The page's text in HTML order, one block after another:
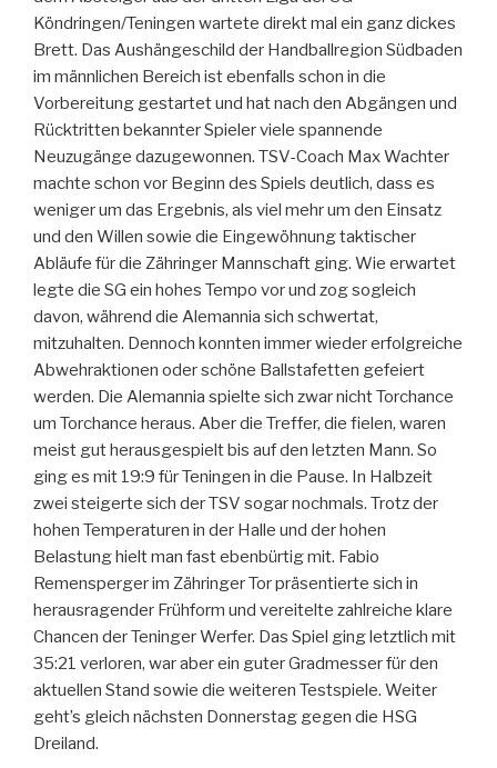
Köndringen/Teningen wartete direkt mal ein ganz dickes
Brett. Das Aushängeschild der Handballregion Südbaden
im männlichen Bereich ist ebenfalls schon in die
Vorbereitung gestartet und hat nach den Abgängen und
Rücktritten bekannter Spieler viele spannende
Neuzugänge dazugewonnen. TSV-Coach Max Wachter
machte schon vor Beginn des Spiels deutlich, dass es
weniger um das Ergebnis, als viel mehr um den Einsatz
und den Willen sowie die Eingewöhnung taktischer
Abläufe für die Zähringer Mannschaft ging. Wie erwartet
legte die SG ein hohes Tempo vor und zog sogleich
davon, während die Alemannia sich schwertat,
mitzuhalten. Dennoch konnten immer wieder erfolgreiche
Abwehraktionen oder schöne Ballstafetten gefeiert
werden. Die Alemannia spielte sich zwar nicht Torchance
um Torchance heraus. Aber die Treffer, die fielen, waren
meist gut herausgespielt bis auf den letzten Mann. So
ging es mit 19:9 für Teningen in die Pause. In Halbzeit
zwei steigerte sich der TSV sogar nochmals. Trotz der
hohen Temperaturen in der Halle und der hohen
Belastung hielt man fast ebenbürtig mit. Fabio
Remensperger im Zähringer Tor präsentierte sich in
herausragender Frühform und vereitelte zahlreiche klare
Chancen der Teninger Werfer. Das Spiel ging letztlich mit
35:21 verloren, war aber ein guter Gradmesser für den
aktuellen Stand sowie die weiteren Testspiele. Weiter
geht’s gleich nächsten Donnerstag gegen die HSG
Dreiland.